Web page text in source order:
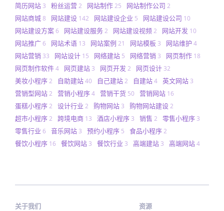
简历网站 3 粉丝运营2 网站制作25 网站制作公司 2
网站商城8 网站建设 142 网站建设企业 5 网站建设公司 10
网站建设方案6 网站建设服务2 网站建设视频2 网站开发 10
网站推广6 网站术语 13 网站案例 21 网站模板 3 网站维护 4
网站营销 33 网站设计 15 网络建站 5 网络营销 3 网页制作 18
网页制作软件4 网页建站 3 网页开发 2 网页设计 32
美妆小程序2 自助建站40 自己建站2 自建站4 英文网站 3
营销型网站2 营销小程序4 营销干货 50 营销网站 16
蛋糕小程序2 设计行业 2 购物网站 3 购物网站建设2
超市小程序2 跨境电商 13 酒店小程序 3 销售 2 零售小程序 3
零售行业 6 音乐网站 3 预约小程序 5 食品小程序2
餐饮小程序 16 餐饮网站 3 餐饮行业 3 高端建站 3 高端网站4
关于我们 资源